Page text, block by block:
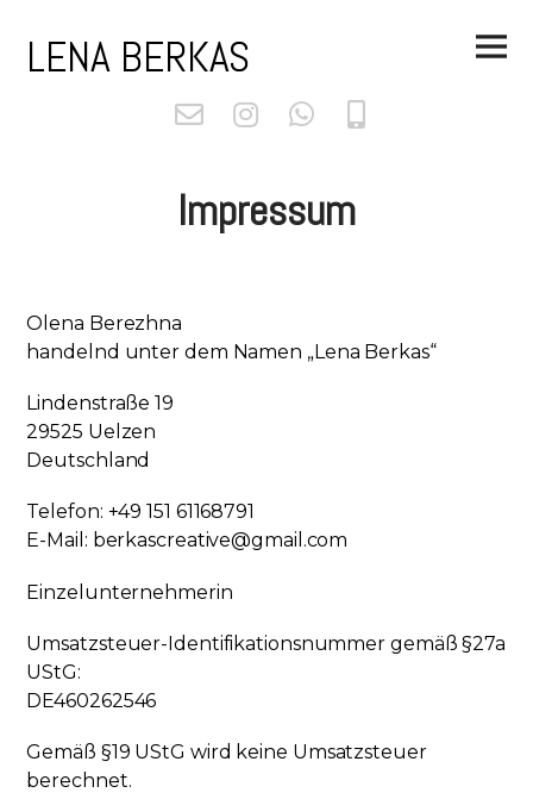
contentLENA BERKAS
Main
Menu
Impressum
Olena Berezhna
handelnd unter dem Namen „Lena Berkas“
Lindenstraße 19
29525 Uelzen
Deutschland
Telefon: +49 151 61168791
E-Mail: berkascreative@gmail.com
Einzelunternehmerin
Umsatzsteuer-Identifikationsnummer gemäß §27a
UStG:
DE460262546
Gemäß §19 UStG wird keine Umsatzsteuer
berechnet.